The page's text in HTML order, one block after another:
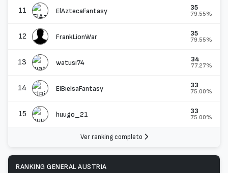
11 ElAztecaFantasy 35
79.55%
12 FrankLionWar 35
79.55%
13 watusi74 34
77.27%
14 ElBielsaFantasy 33
75.00%
15 huugo_21 33
75.00%
Ver ranking completo
RANKING GENERAL AUSTRIA